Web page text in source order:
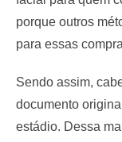
porque outros
para essas
Sendo assim,
documento
estádio. Dessa